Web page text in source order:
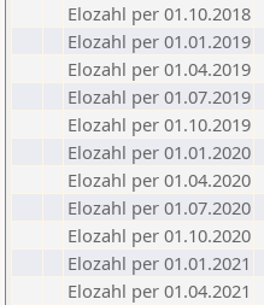
Elozahl per 01.10.2018
Elozahl per 01.01.2019
Elozahl per 01.04.2019
Elozahl per 01.07.2019
Elozahl per 01.10.2019
Elozahl per 01.01.2020
Elozahl per 01.04.2020
Elozahl per 01.07.2020
Elozahl per 01.10.2020
Elozahl per 01.01.2021
Elozahl per 01.04.2021